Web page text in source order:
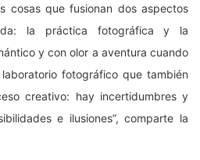
cosas que fusionan dos aspectos
la práctica fotográfica y la
y con olor a aventura cuando
fotográfico que también
creativo: hay incertidumbres y
e ilusiones”, comparte la